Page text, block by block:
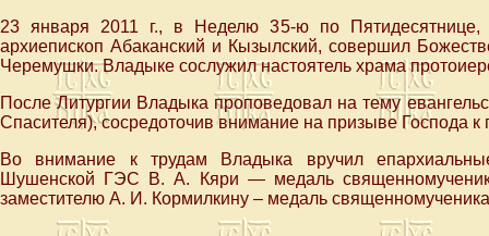
23 января 2011 г., в Неделю 35-ю по
архиепископ Абаканский и Кызылский, совершил
Черемушки. Владыке сослужил настоятель храма
После Литургии Владыка проповедовал на тему
Спасителя), сосредоточив внимание на призыве Господа к
Во внимание к трудам Владыка вручил
Шушенской ГЭС В. А. Кяри — медаль
заместителю А. И. Кормилкину – медаль